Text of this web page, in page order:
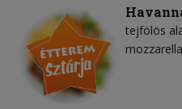
tejfölös